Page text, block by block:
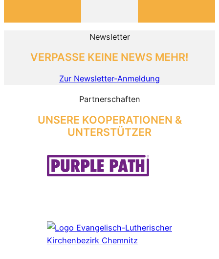
Newsletter
VERPASSE KEINE NEWS MEHR!
Zur Newsletter-Anmeldung
Partnerschaften
UNSERE KOOPERATIONEN &
UNTERSTÜTZER